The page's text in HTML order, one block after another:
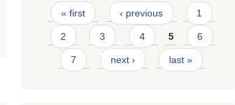
Pages
« first ‹ previous 1
2 3 4 5 6
7 next › last »